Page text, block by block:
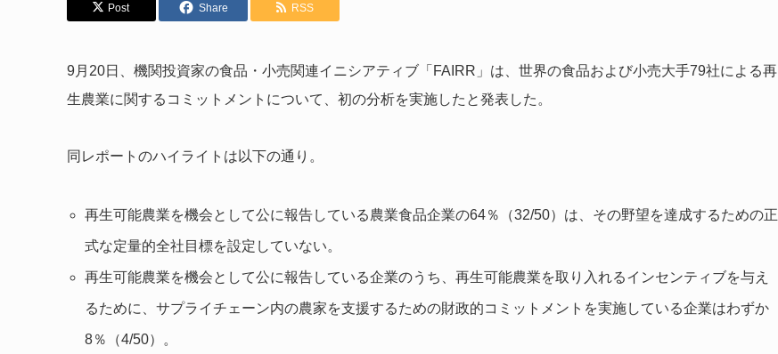
Post Share RSS
9月20日、機関投資家の食品・小売関連イニシアティブ「FAIRR」は、世界の食品および小売大手79社による再
生農業に関するコミットメントについて、初の分析を実施したと発表した。
同レポートのハイライトは以下の通り。
再生可能農業を機会として公に報告している農業食品企業の64％（32/50）は、その野望を達成するための正
式な定量的全社目標を設定していない。
再生可能農業を機会として公に報告している企業のうち、再生可能農業を取り入れるインセンティブを与え
るために、サプライチェーン内の農家を支援するための財政的コミットメントを実施している企業はわずか
8％（4/50）。